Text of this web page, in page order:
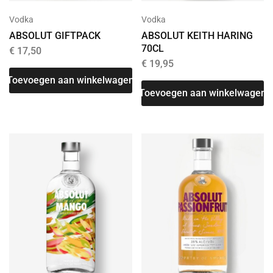
Vodka
ABSOLUT GIFTPACK
€ 17,50
Toevoegen aan winkelwagen
Vodka
ABSOLUT KEITH HARING
70CL
€19,95
Toevoegen aan winkelwagen